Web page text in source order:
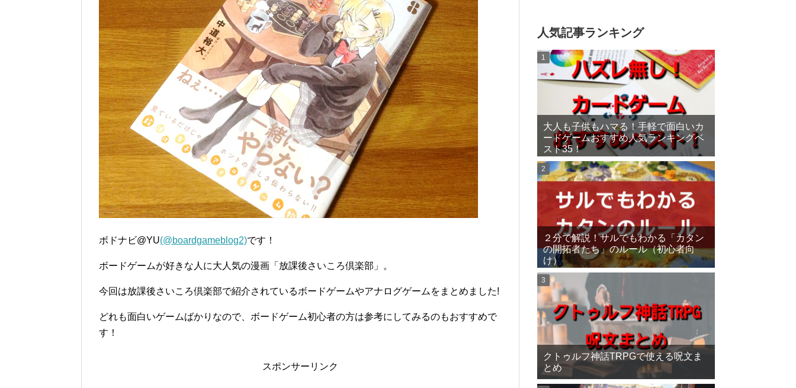
ボドナビ@YU(@boardgameblog2)です！
ボードゲームが好きな人に大人気の漫画「放課後さいころ倶楽部」。
今回は放課後さいころ倶楽部で紹介されているボードゲームやアナログゲームをまとめました!
どれも面白いゲームばかりなので、ボードゲーム初心者の方は参考にしてみるのもおすすめで
す！
スポンサーリンク
人気記事ランキング
大人も子供もハマる！手軽で面白いカ
ードゲームおすすめ人気ランキングベ
スト35！
２分で解説！サルでもわかる「カタン
の開拓者たち」のルール（初心者向
け）
クトゥルフ神話TRPGで使える呪文ま
とめ